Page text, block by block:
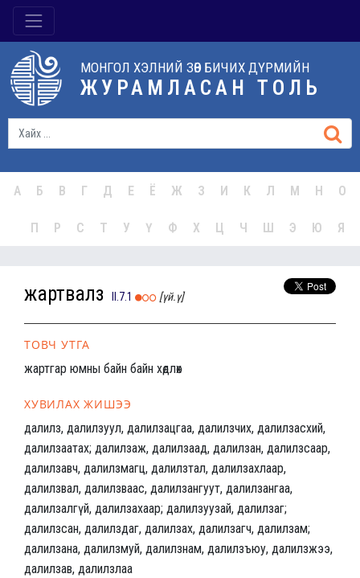
МОНГОЛ ХЭЛНИЙ ЗӨВ БИЧИХ ДҮРМИЙН
ЖУРАМЛАСАН ТОЛЬ
А Б В Г Д Е Ё Ж З И К Л М Н О
П Р С Т У Ү Ф Х Ц Ч Ш Э Ю Я
жартвалз II.7.1 [үй.ү]
ТОВЧ УТГА
жартгар юмны байн байн хөдлөх
ХУВИЛАХ ЖИШЭЭ
далилз, далилзуул, далилзацгаа, далилзчих, далилзасхий,
далилзаатах; далилзаж, далилзаад, далилзан, далилзсаар,
далилзавч, далилзмагц, далилзтал, далилзахлаар,
далилзвал, далилзваас, далилзангуут, далилзангаа,
далилзалгүй, далилзахаар; далилзуузай, далилзаг;
далилзсан, далилздаг, далилзах, далилзагч, далилзам;
далилзана, далилзмуй, далилзнам, далилзъюу, далилзжээ,
далилзав, далилзлаа